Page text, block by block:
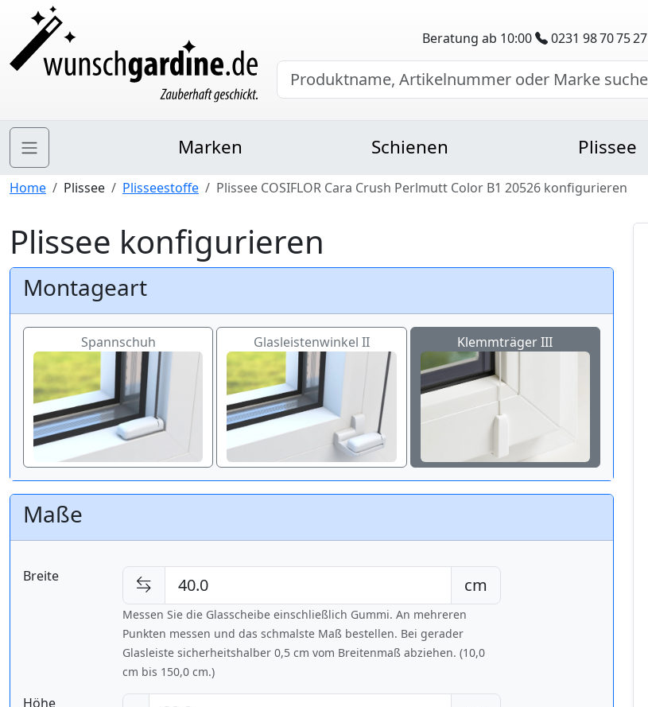
Beratung ab 10:00 0231 98 70 75 27
Marken Schienen Plissee
Home Plissee Plisseestoffe Plissee COSIFLOR Cara Crush Perlmutt Color B1 20526 konfigurieren
Plissee konfigurieren
Montageart
Spannschuh Glasleistenwinkel II Klemmträger III
Maße
Breite cm
Messen Sie die Glasscheibe einschließlich Gummi. An mehreren
Punkten messen und das schmalste Maß bestellen. Bei gerader
Glasleiste sicherheitshalber 0,5 cm vom Breitenmaß abziehen. (10,0
cm bis 150,0 cm.)
Höhe